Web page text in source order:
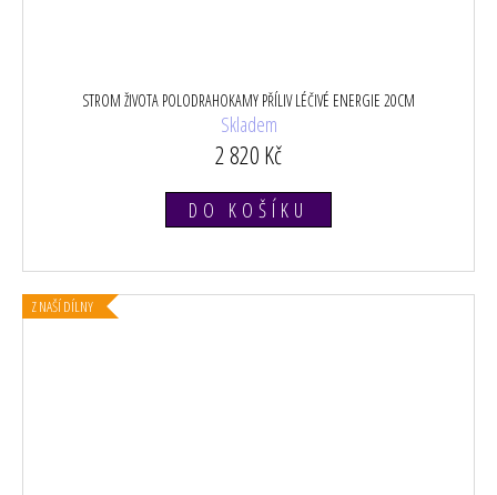
STROM ŽIVOTA POLODRAHOKAMY PŘÍLIV LÉČIVÉ ENERGIE 20CM
Skladem
2 820 Kč
DO KOŠÍKU
Z NAŠÍ DÍLNY